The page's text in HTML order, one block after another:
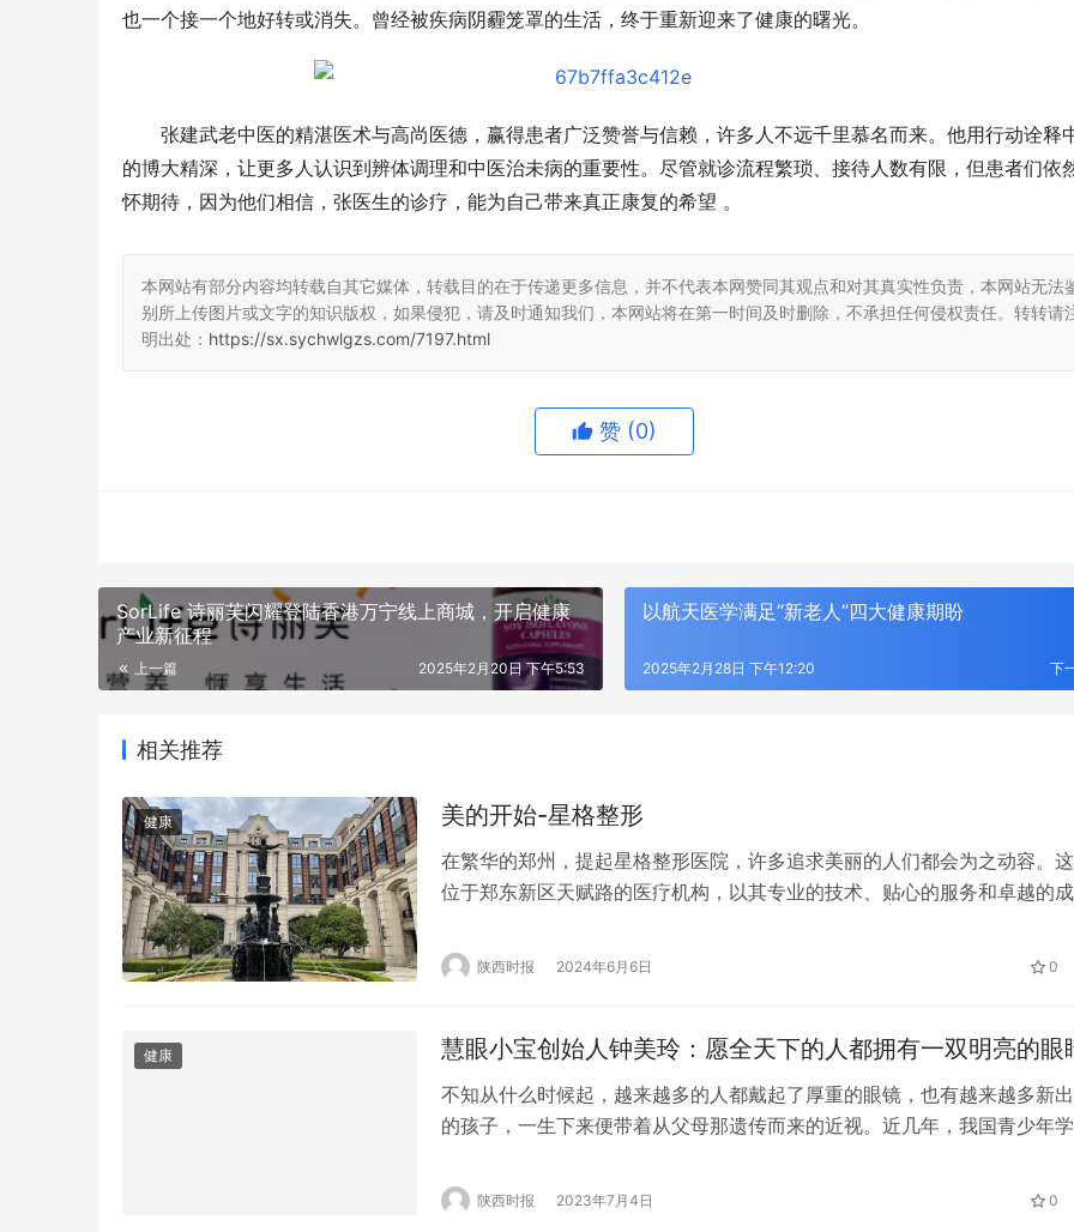
也一个接一个地好转或消失。曾经被疾病阴霾笼罩的生活，终于重新迎来了健康的曙光。
张建武老中医的精湛医术与高尚医德，赢得患者广泛赞誉与信赖，许多人不远千里慕名而来。他用行动诠释
的博大精深，让更多人认识到辨体调理和中医治未病的重要性。尽管就诊流程繁琐、接待人数有限，但患者们依
怀期待，因为他们相信，张医生的诊疗，能为自己带来真正康复的希望 。
本网站有部分内容均转载自其它媒体，转载目的在于传递更多信息，并不代表本网赞同其观点和对其真实性负责，本网站无法
别所上传图片或文字的知识版权，如果侵犯，请及时通知我们，本网站将在第一时间及时删除，不承担任何侵权责任。转转请
明出处： https://sx.sychwlgzs.com/7197.html
赞 (0)
SorLife 诗丽芙闪耀登陆香港万宁线上商城，开启健康
产业新征程
上一篇 2025年2月20日 下午5:53
以航天医学满足“新老人”四大健康期盼
下
2025年2月28日 下午12:20
相关推荐
健康 美的开始-星格整形
在繁华的郑州，提起星格整形医院，许多追求美丽的人们都会为之动容。
位于郑东新区天赋路的医疗机构，以其专业的技术、贴心的服务和卓越的成
客为中心，以质量为生命的经营理念。医院拥有一支经验丰富、技术精湛的
陕西时报 2024年6月6日 0
健康 慧眼小宝创始人钟美玲：愿全天下的人都拥有一双明亮的眼
不知从什么时候起，越来越多的人都戴起了厚重的眼镜，也有越来越多新
的孩子，一生下来便带着从父母那遗传而来的近视。近几年，我国青少年学
健康发展做保障，国内很多眼疾专家，机构，研究院所，企业都在为国人健
视力奔走。其中，慧眼小宝科技（深圳）有限公司董事长，慧眼行动创始人
陕西时报 2023年7月4日 0